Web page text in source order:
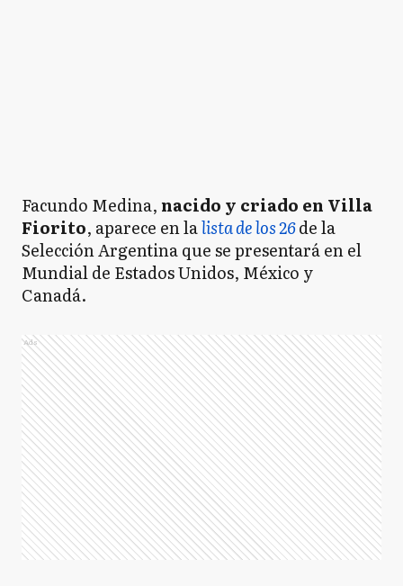
Facundo Medina, nacido y criado en Villa
Fiorito, aparece en lalista de los 26de la
Selección Argentina que se presentará en el
Mundial de Estados Unidos, México y
Canadá.
Ads